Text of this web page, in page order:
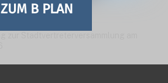
ZUM B PLAN